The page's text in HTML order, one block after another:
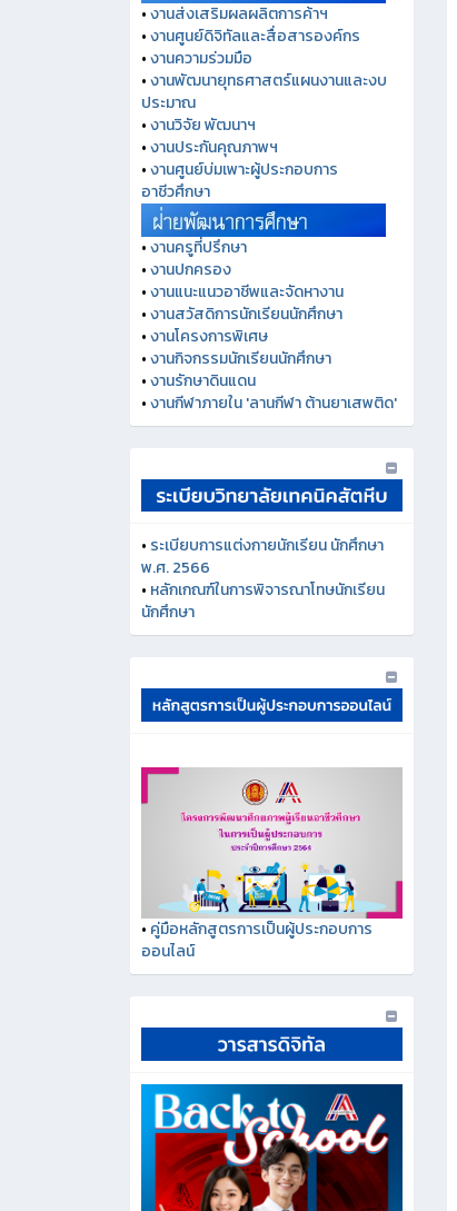
•งานส่งเสริมผลผลิตการค้าฯ
•งานศูนย์ดิจิทัลและสื่อสารองค์กร
•งานความร่วมมือ
•งานพัฒนายุทธศาสตร์แผนงานและงบ
ประมาณ
•งานวิจัย พัฒนาฯ
•งานประกันคุณภาพฯ
•งานศูนย์บ่มเพาะผู้ประกอบการ
อาชีวศึกษา
•งานครูที่ปรึกษา
•งานปกครอง
•งานแนะแนวอาชีพและจัดหางาน
•งานสวัสดิการนักเรียนนักศึกษา
•งานโครงการพิเศษ
•งานกิจกรรมนักเรียนนักศึกษา
•งานรักษาดินแดน
•งานกีฬาภายใน 'ลานกีฬา ต้านยาเสพติด'
• ระเบียบการแต่งกายนักเรียน นักศึกษา
พ.ศ. 2566
• หลักเกณฑ์ในการพิจารณาโทษนักเรียน
นักศึกษา
• คู่มือหลักสูตรการเป็นผู้ประกอบการ
ออนไลน์